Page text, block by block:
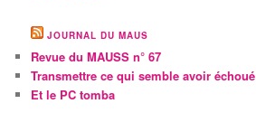
JOURNAL DU MAUS
Revue du MAUSS n° 67
Transmettre ce qui semble avoir échoué
Et le PC tomba